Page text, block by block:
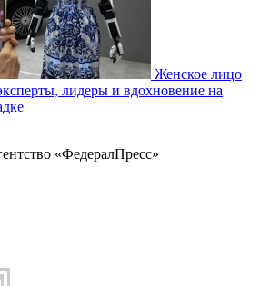
Женское лицо
лидеры и вдохновение на
«ФедералПресс»